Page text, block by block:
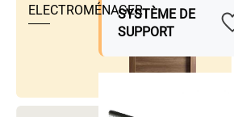
ELECTROMÉNAGERSYSTÈME DE
SUPPORT